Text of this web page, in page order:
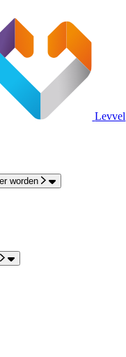
Levvel
worden